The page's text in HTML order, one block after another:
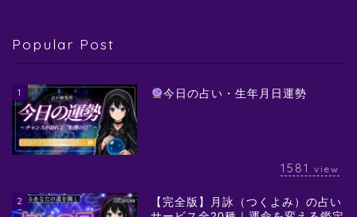
Popular Post
1 今日の占い・生年月日運勢
1581 view
2
【完全版】月詠（つくよみ）の占い